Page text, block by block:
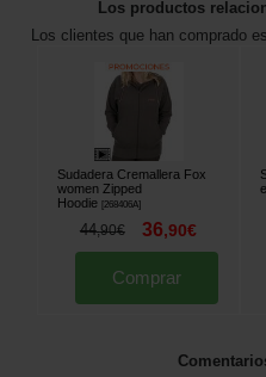
Los productos
Los clientes que han comprado
Sudadera Cremallera Fox
women Zipped
Hoodie [268406A]
44,90€ 36,90€
Comprar